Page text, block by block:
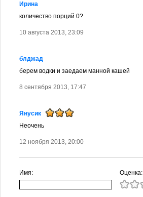
Ирина
количество порций 0?
10 августа 2013, 23:09
блджад
берем водки и заедаем манной кашей
8 сентября 2013, 17:47
Янусик
Неочень
12 ноября 2013, 20:00
Имя: Оценка: